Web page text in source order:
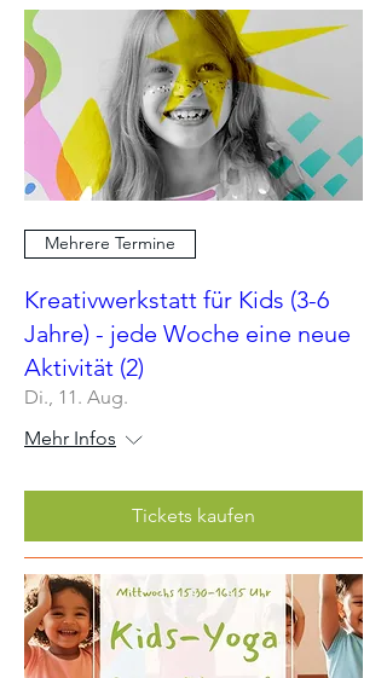
Mehrere Termine
Kreativwerkstatt für Kids (3-6
Jahre) - jede Woche eine neue
Aktivität (2)
Di., 11. Aug.
Mehr Infos
Tickets kaufen